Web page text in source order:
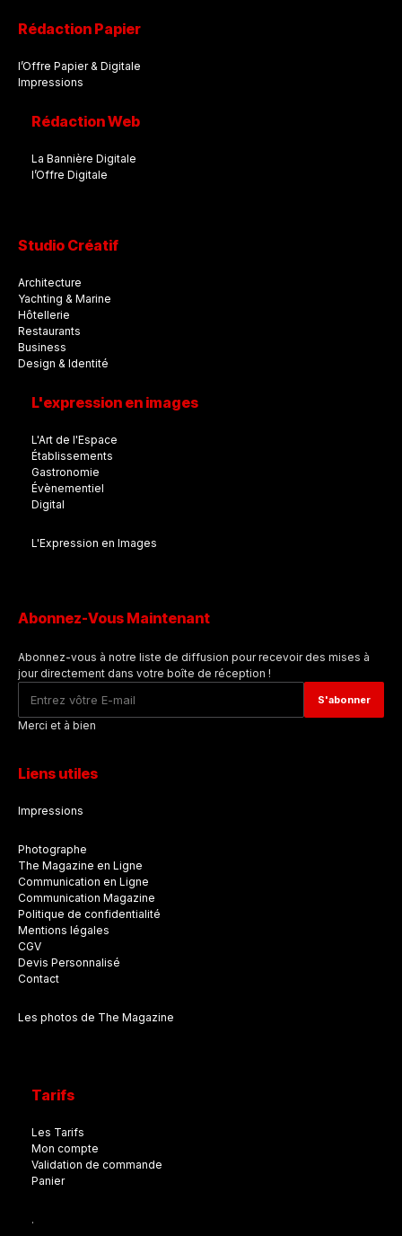
Rédaction Papier
l’Offre Papier & Digitale
Impressions
Rédaction Web
La Bannière Digitale
l’Offre Digitale
Studio Créatif
Architecture
Yachting & Marine
Hôtellerie
Restaurants
Business
Design & Identité
L'expression en images
L'Art de l'Espace
Établissements
Gastronomie
Évènementiel
Digital
L'Expression en Images
Abonnez-Vous Maintenant
Abonnez-vous à notre liste de diffusion pour recevoir des mises à
jour directement dans votre boîte de réception !
Merci et à bien
Liens utiles
Impressions
Photographe
The Magazine en Ligne
Communication en Ligne
Communication Magazine
Politique de confidentialité
Mentions légales
CGV
Devis Personnalisé
Contact
Les photos de The Magazine
Tarifs
Les Tarifs
Mon compte
Validation de commande
Panier
.